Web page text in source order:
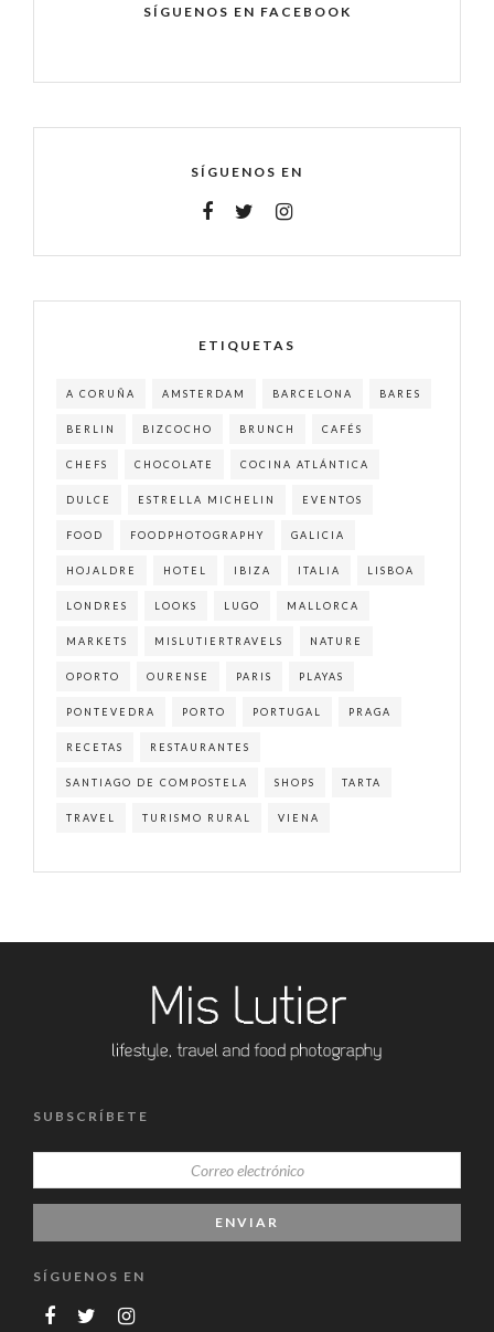
SÍGUENOS EN FACEBOOK
SÍGUENOS EN
ETIQUETAS
A CORUÑA AMSTERDAM BARCELONA BARES
BERLIN BIZCOCHO BRUNCH CAFÉS
CHEFS CHOCOLATE COCINA ATLÁNTICA
DULCE ESTRELLA MICHELIN EVENTOS
FOOD FOODPHOTOGRAPHY GALICIA
HOJALDRE HOTEL IBIZA ITALIA LISBOA
LONDRES LOOKS LUGO MALLORCA
MARKETS MISLUTIERTRAVELS NATURE
OPORTO OURENSE PARIS PLAYAS
PONTEVEDRA PORTO PORTUGAL PRAGA
RECETAS RESTAURANTES
SANTIAGO DE COMPOSTELA SHOPS TARTA
TRAVEL TURISMO RURAL VIENA
SUBSCRÍBETE
SÍGUENOS EN